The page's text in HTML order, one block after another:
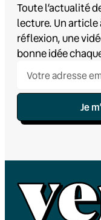
Toute l’actualité
lecture. Un article
réflexion, une
bonne idée
Je